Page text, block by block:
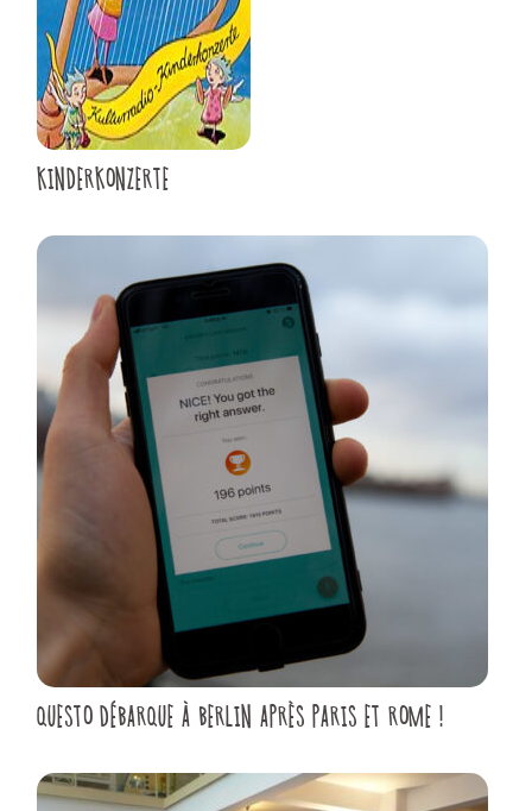
KINDERKONZERTE
QUESTO DÉBARQUE À BERLIN APRÈS PARIS ET ROME !